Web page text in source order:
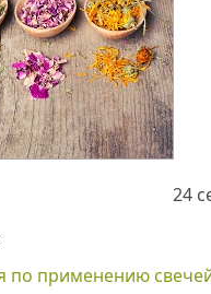
24
по применению